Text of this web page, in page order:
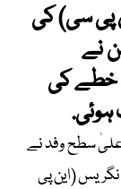
پی سی) کی
نے
خطے کی
سطح وفد نے
(این پی